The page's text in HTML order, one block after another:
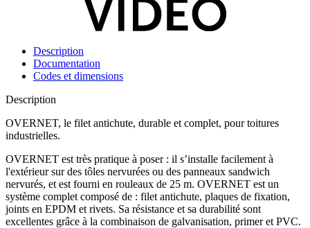
Description
Documentation
Codes et dimensions
Description
OVERNET, le filet antichute, durable et complet, pour toitures
industrielles.
OVERNET est très pratique à poser : il s’installe facilement à
l'extérieur sur des tôles nervurées ou des panneaux sandwich
nervurés, et est fourni en rouleaux de 25 m. OVERNET est un
système complet composé de : filet antichute, plaques de fixation,
joints en EPDM et rivets. Sa résistance et sa durabilité sont
excellentes grâce à la combinaison de galvanisation, primer et PVC.